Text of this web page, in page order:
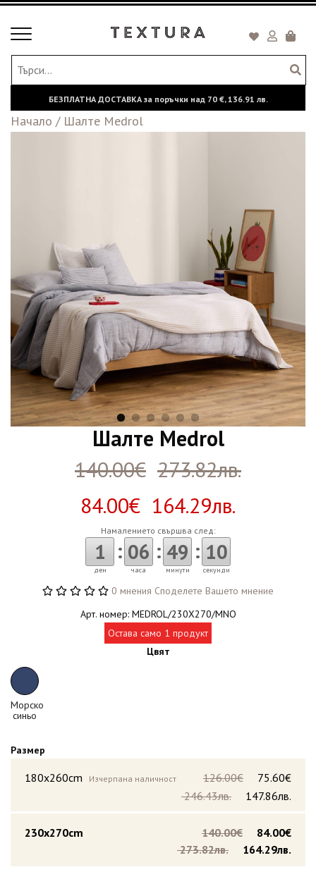
Toggle
БЕЗПЛАТНА ДОСТАВКА за поръчки над 70 €,136.91 лв.
Начало / Шалте Medrol
Шалте Medrol
140.00€ 273.82лв.
84.00€ 164.29лв.
Намалението свършва след:
1
ден
: 06
часа
: 49
минути
: 09
секунди
0 мнения Споделете Вашето мнение
Арт. номер: MEDROL/230X270/MNO
Остава само 1 продукт
Цвят
Морско
синьо
Размер
180x260cm Изчерпана наличност 75.60€
126.00€
147.86лв.
246.43лв.
230x270cm 84.00€
140.00€
164.29лв.
273.82лв.